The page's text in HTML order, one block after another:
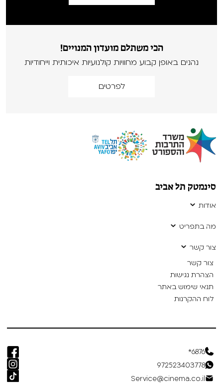
הכי משתלם מועדון המנויים!
נהנים באופן קבוע מחוויות קולנועיות איכותית וייחודיות
לפרטים
סינמטק תל אביב
אודות
מה בתפריט
צור קשר
צור קשר
הצהרת נגישות
תנאי שימוש באתר
לוח ההקרנות
6876*
972523403778
Service@cinema.co.il